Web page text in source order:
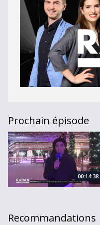
Prochain épisode
Journal du 26 novembre
00:14:38
Recommandations